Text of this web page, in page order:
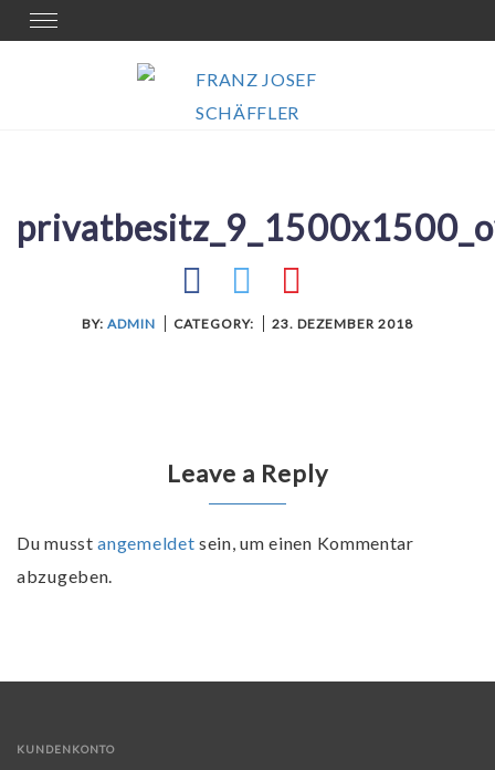
Skip
to
Toggle
navigation
BY: ADMIN CATEGORY: 23. DEZEMBER 2018
Leave a Reply
Du musstangemeldet sein, um einen Kommentar
abzugeben.
KUNDENKONTO